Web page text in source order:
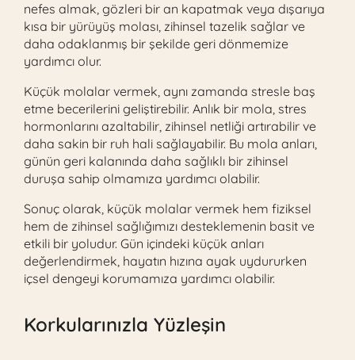
nefes almak, gözleri bir an kapatmak veya dışarıya
kısa bir yürüyüş molası, zihinsel tazelik sağlar ve
daha odaklanmış bir şekilde geri dönmemize
yardımcı olur.
Küçük molalar vermek, aynı zamanda stresle baş
etme becerilerini geliştirebilir. Anlık bir mola, stres
hormonlarını azaltabilir, zihinsel netliği artırabilir ve
daha sakin bir ruh hali sağlayabilir. Bu mola anları,
günün geri kalanında daha sağlıklı bir zihinsel
duruşa sahip olmamıza yardımcı olabilir.
Sonuç olarak, küçük molalar vermek hem fiziksel
hem de zihinsel sağlığımızı desteklemenin basit ve
etkili bir yoludur. Gün içindeki küçük anları
değerlendirmek, hayatın hızına ayak uydururken
içsel dengeyi korumamıza yardımcı olabilir.
Korkularınızla Yüzleşin